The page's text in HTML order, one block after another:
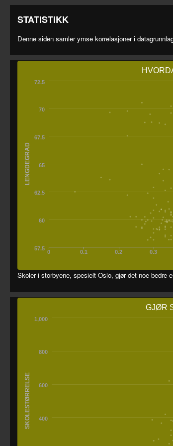
STATISTIKK
Denne siden samler ymse korrelasjoner i
0 0.1 0.2 0.3
57.5
60
62.5
65
67.5
70
72.5
LENGDEGRAD
Skoler i storbyene, spesielt Oslo, gjør det noe bedre
GJØR
400
600
800
1,000
SKOLESTØRRELSE